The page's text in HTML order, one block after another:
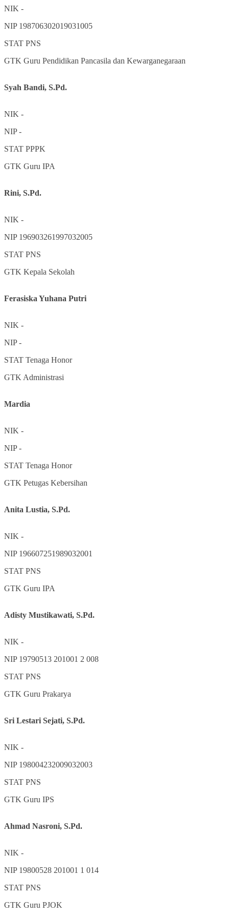
NIK -
NIP 198706302019031005
STAT PNS
GTK Guru Pendidikan Pancasila dan Kewarganegaraan
Syah Bandi, S.Pd.
NIK -
NIP-
STAT PPPK
GTK Guru IPA
Rini, S.Pd.
NIK -
NIP 196903261997032005
STAT PNS
GTK Kepala Sekolah
Ferasiska Yuhana Putri
NIK -
NIP-
STAT Tenaga Honor
GTK Administrasi
Mardia
NIK -
NIP-
STAT Tenaga Honor
GTK Petugas Kebersihan
Anita Lustia, S.Pd.
NIK -
NIP 196607251989032001
STAT PNS
GTK Guru IPA
Adisty Mustikawati, S.Pd.
NIK -
NIP 19790513 201001 2 008
STAT PNS
GTK Guru Prakarya
Sri Lestari Sejati, S.Pd.
NIK -
NIP 198004232009032003
STAT PNS
GTK Guru IPS
Ahmad Nasroni, S.Pd.
NIK -
NIP 19800528 201001 1 014
STAT PNS
GTK Guru PJOK